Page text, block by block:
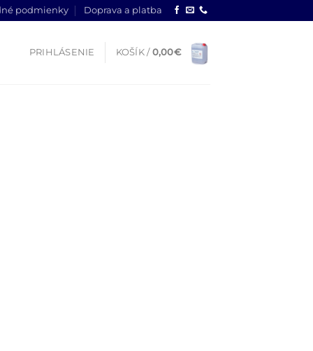
podmienky Doprava a platba
PRIHLÁSENIE KOŠÍK / 0,00€